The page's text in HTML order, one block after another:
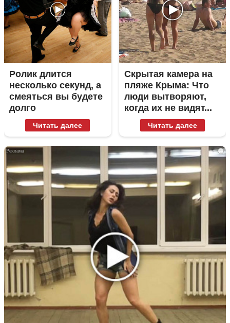
Ролик длится
несколько секунд, а
смеяться вы будете
долго
Читать далее
Скрытая камера на
пляже Крыма: Что
люди вытворяют,
когда их не видят...
Читать далее
i